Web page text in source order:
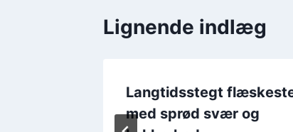
Lignende indlæg
Langtidsstegt
med sprød svær og